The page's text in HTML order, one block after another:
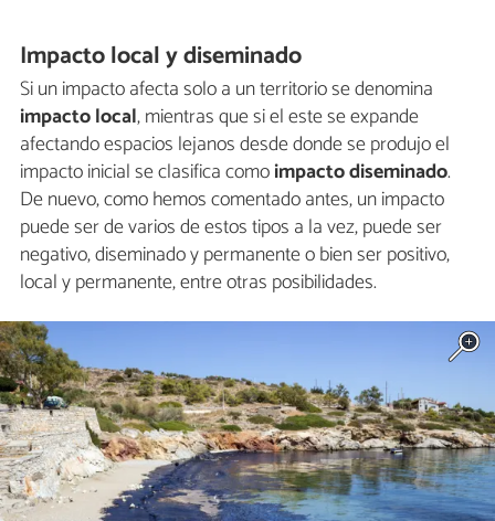
Impacto local y diseminado
Si un impacto afecta solo a un territorio se denomina
impacto local, mientras que si el este se expande
afectando espacios lejanos desde donde se produjo el
impacto inicial se clasifica comoimpacto diseminado.
De nuevo, como hemos comentado antes, un impacto
puede ser de varios de estos tipos a la vez, puede ser
negativo, diseminado y permanente o bien ser positivo,
local y permanente, entre otras posibilidades.